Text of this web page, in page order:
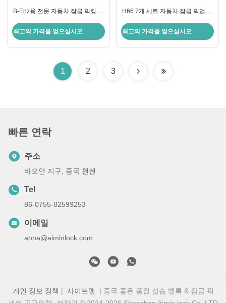
B-Enz용 전문 자동차 잠금 픽킹 키
최고의 가격을 얻으십시오
H66 7개 세트 자동차 잠금 픽업 도
열기
최고의 가격을 얻으십시오
1 2 3
빠른 연락
주소
바오안 지구, 중국 첸젠
Tel
86-0755-82599253
이메일
anna@aiminlock.com
개인 정보 정책 | 사이트맵 | 중국 좋은 품질 실습 밸록 & 잠금 픽